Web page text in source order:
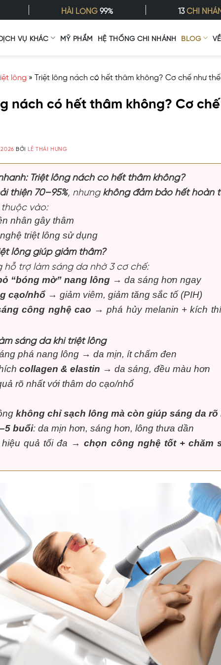
HÀI LÒNG99% 13CHI
VỤ KHÁC MỸ PHẨM HỆ THỐNG CHI NHÁNH BLOG
lông » Triệt lông nách có hết thâm không? Cơ chế như
nách có hết thâm không? Cơ
BỞI LÊ THÁI HƯNG
Triệt lông nách có hết thâm không?
thiện 70–95%, nhưng không đảm bảo hết hoàn
vào:
nhân gây thâm
triệt lông sử dụng
lông giúp giảm thâm?
hỗ trợ làm sáng da nhờ 3 cơ chế:
“bóng mờ” nang lông→ da sáng hơn ngay
cạo/nhổ→ giảm viêm, giảm tăng sắc tố (PIH)
công nghệ cao → phá hủy melanin + kích
sáng da khi triệt lông
phá nang lông → da mịn, ít chấm đen
collagen & elastin → da sáng, đều màu hơn
rõ nhất với thâm do cạo/nhổ
không chỉ sạch lông mà còn giúp sáng da rõ
buổi: da mịn hơn, sáng hơn, lông thưa dần
hiệu quả tối đa →chọn công nghệ tốt + chăm